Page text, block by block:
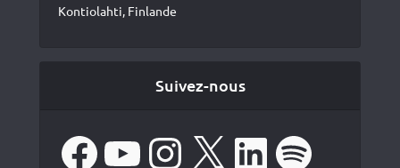
Kontiolahti, Finlande
Suivez-nous
Facebook Instagram LinkedIn Spotify